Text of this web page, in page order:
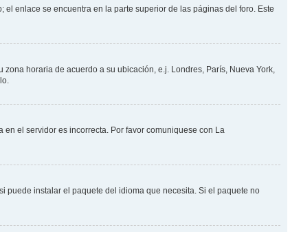
enlace se encuentra en la parte superior de las páginas del foro. Este
horaria de acuerdo a su ubicación, e.j. Londres, París, Nueva York,
el servidor es incorrecta. Por favor comuniquese con La
puede instalar el paquete del idioma que necesita. Si el paquete no